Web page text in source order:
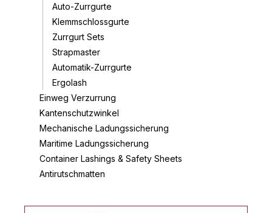
Auto-Zurrgurte
Klemmschlossgurte
Zurrgurt Sets
Strapmaster
Automatik-Zurrgurte
Ergolash
Einweg Verzurrung
Kantenschutzwinkel
Mechanische Ladungssicherung
Maritime Ladungssicherung
Container Lashings & Safety Sheets
Antirutschmatten